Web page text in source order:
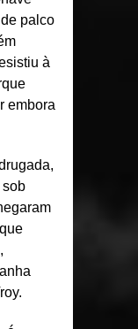
palco
à
embora
sob